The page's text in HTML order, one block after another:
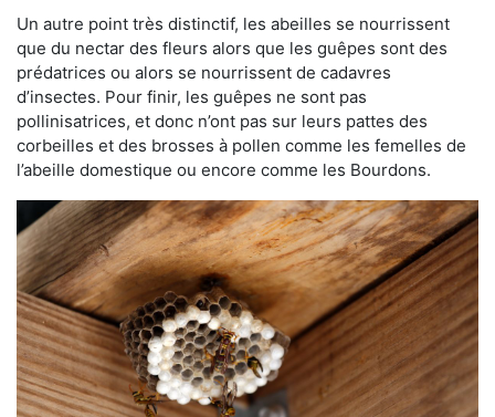
Un autre point très distinctif, les abeilles se nourrissent
que du nectar des fleurs alors que les guêpes sont des
prédatrices ou alors se nourrissent de cadavres
d’insectes. Pour finir, les guêpes ne sont pas
pollinisatrices, et donc n’ont pas sur leurs pattes des
corbeilles et des brosses à pollen comme les femelles de
l’abeille domestique ou encore comme les Bourdons.